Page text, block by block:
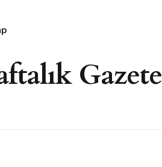
Gazete